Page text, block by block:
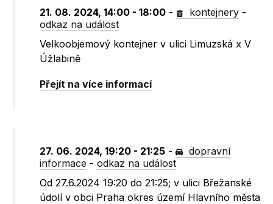
21. 08. 2024, 14:00 - 18:00 - kontejnery -
odkaz na událost
Velkoobjemový kontejner v ulici Limuzská x V
Úžlabině
Přejít na více informací
27. 06. 2024, 19:20 - 21:25 -
dopravní
informace -odkaz na událost
Od 27.6.2024 19:20 do 21:25; v ulici Břežanské
údolí v obci Praha okres území Hlavního města